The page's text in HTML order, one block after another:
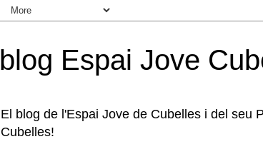
blog Espai Jove
El blog de l'Espai Jove de Cubelles i del seu
Cubelles!